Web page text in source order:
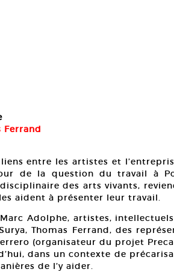
Ferrand
entre les artistes et
de la question du travail à
des arts vivants,
aident à présenter leur travail.
Adolphe, artistes,
Thomas Ferrand, des
(organisateur du projet
dans un contexte de
de l’y aider.